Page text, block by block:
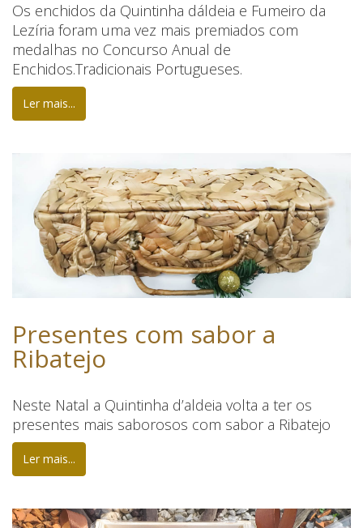
Os enchidos da Quintinha dáldeia e Fumeiro da
Lezíria foram uma vez mais premiados com
medalhas no Concurso Anual de
Enchidos.Tradicionais Portugueses.
Ler mais...
Presentes com sabor a
Ribatejo
Neste Natal a Quintinha d’aldeia volta a ter os
presentes mais saborosos com sabor a Ribatejo
Ler mais...